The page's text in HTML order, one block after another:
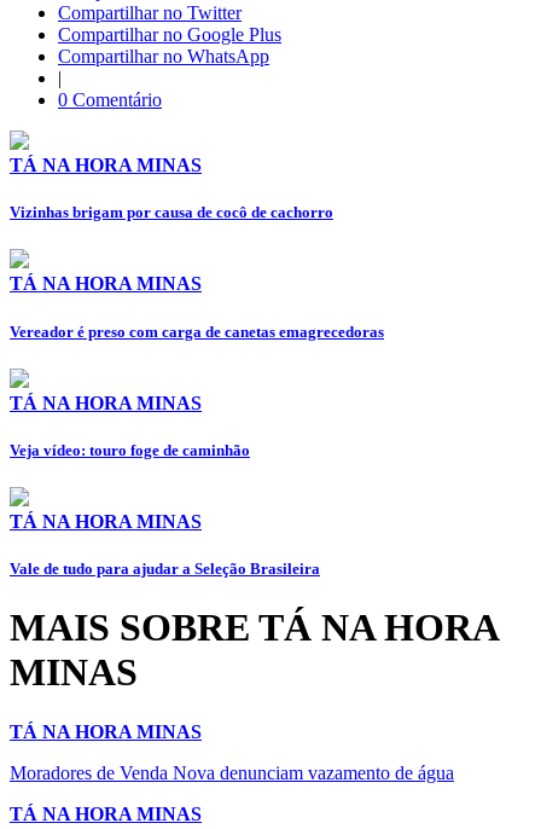
Compartilhar no Twitter
Compartilhar no Google Plus
Compartilhar no WhatsApp
|
0 Comentário
TÁ NA HORA MINAS
Vizinhas brigam por causa de cocô de cachorro
TÁ NA HORA MINAS
Vereador é preso com carga de canetas emagrecedoras
TÁ NA HORA MINAS
Veja vídeo: touro foge de caminhão
TÁ NA HORA MINAS
Vale de tudo para ajudar a Seleção Brasileira
MAIS SOBRE TÁ NA HORA
MINAS
TÁ NA HORA MINAS
Moradores de Venda Nova denunciam vazamento de água
TÁ NA HORA MINAS